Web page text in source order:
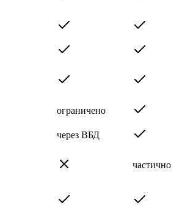
ограничено
через ВБД
частично